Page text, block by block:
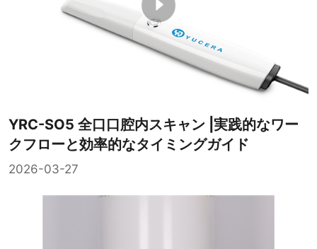
YRC-SO5 全口口腔内スキャン |実践的なワー
クフローと効率的なタイミングガイド
2026-03-27